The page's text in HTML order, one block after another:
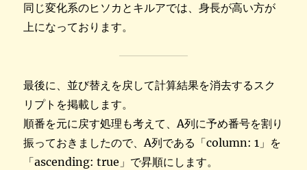
同じ変化系のヒソカとキルアでは、身長が高い方が
上になっております。
最後に、並び替えを戻して計算結果を消去するスク
リプトを掲載します。
順番を元に戻す処理も考えて、A列に予め番号を割り
振っておきましたので、A列である「column: 1」を
「ascending: true」で昇順にします。